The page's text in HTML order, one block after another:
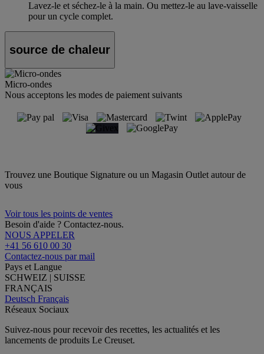
Lavez-le et séchez-le à la main. Ou mettez-le au lave-vaisselle
pour un cycle complet.
source de chaleur
Micro-ondes
Nous acceptons les modes de paiement suivants
Trouvez une Boutique Signature ou un Magasin Outlet autour de
vous
Voir tous les points de ventes
Besoin d'aide ? Contactez-nous.
NOUS APPELER
+41 56 610 00 30
Contactez-nous par mail
Pays et Langue
SCHWEIZ | SUISSE
FRANÇAIS
Deutsch Français
Réseaux Sociaux
Suivez-nous pour recevoir des recettes, les actualités et les
lancements de produits Le Creuset.